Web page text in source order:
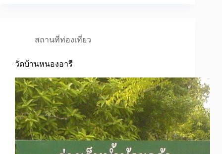
สถานที่ท่องเที่ยว
วัดบ้านหนองอารี